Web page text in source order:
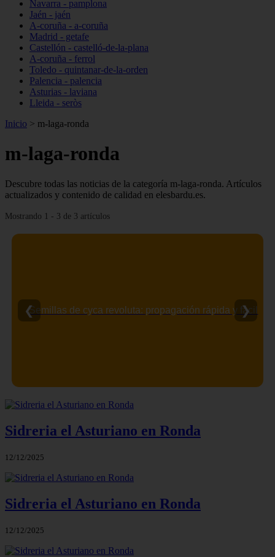
Navarra - pamplona
Jaén - jaén
A-coruña - a-coruña
Madrid - getafe
Castellón - castelló-de-la-plana
A-coruña - ferrol
Toledo - quintanar-de-la-orden
Palencia - palencia
Asturias - laviana
Lleida - seròs
Inicio > m-laga-ronda
m-laga-ronda
Descubre todas las noticias de la categoría m-laga-ronda. Artículos
actualizados y contenido de calidad en elesbardu.es.
Mostrando 1 - 3 de 3 artículos
Semillas de cyca revoluta: propagación rápida y fácil
❮ ❯
Sidreria el Asturiano en Ronda
12/12/2025
Sidreria el Asturiano en Ronda
12/12/2025